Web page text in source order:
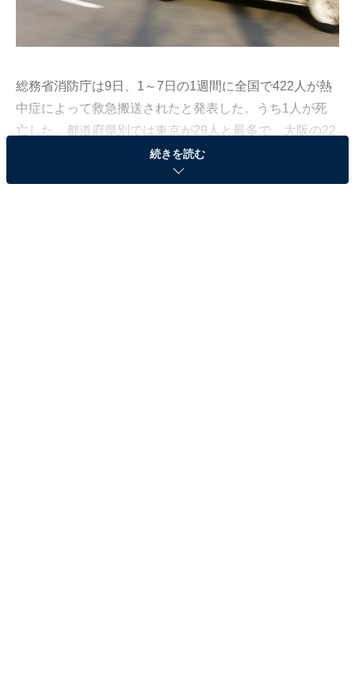
総務省消防庁は9日、1～7日の1週間に全国で422人が熱
中症によって救急搬送されたと 発表した 。うち1人が死
亡した。都道府県別では東京が29人と最多で、大阪の22
人、神奈川の21人となっている。なお、昨年同時期の搬
続きを読む